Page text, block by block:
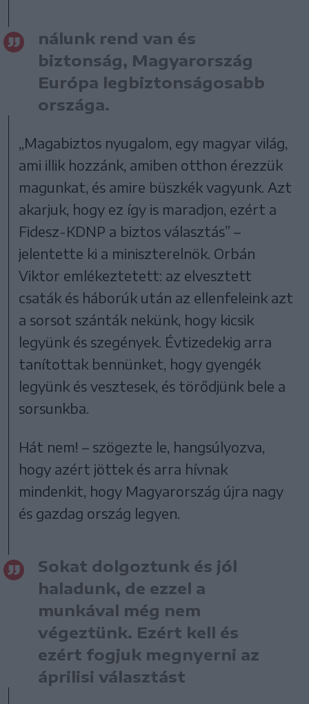
nálunk rend van és
biztonság, Magyarország
Európa legbiztonságosabb
országa.
„Magabiztos nyugalom, egy magyar világ,
ami illik hozzánk, amiben otthon érezzük
magunkat, és amire büszkék vagyunk. Azt
akarjuk, hogy ez így is maradjon, ezért a
Fidesz-KDNP a biztos választás” –
jelentette ki a miniszterelnök. Orbán
Viktor emlékeztetett: az elvesztett
csaták és háborúk után az ellenfeleink azt
a sorsot szánták nekünk, hogy kicsik
legyünk és szegények. Évtizedekig arra
tanítottak bennünket, hogy gyengék
legyünk és vesztesek, és törődjünk bele a
sorsunkba.
Hát nem! – szögezte le, hangsúlyozva,
hogy azért jöttek és arra hívnak
mindenkit, hogy Magyarország újra nagy
és gazdag ország legyen.
Sokat dolgoztunk és jól
haladunk, de ezzel a
munkával még nem
végeztünk. Ezért kell és
ezért fogjuk megnyerni az
áprilisi választást